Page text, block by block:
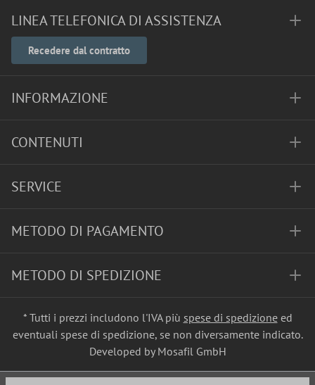
LINEA TELEFONICA DI ASSISTENZA
Recedere dal contratto
INFORMAZIONE
CONTENUTI
SERVICE
METODO DI PAGAMENTO
METODO DI SPEDIZIONE
* Tutti i prezzi includono l'IVA più spese di spedizioneed
eventuali spese di spedizione, se non diversamente indicato.
Developed by Mosafil GmbH